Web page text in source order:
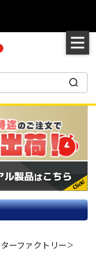
ーファクトリー＞